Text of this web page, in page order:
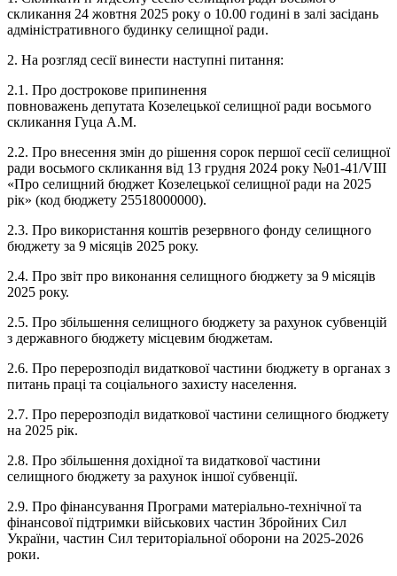
скликання 24 жовтня 2025 року о 10.00 годині в залі засідань
адміністративного будинку селищної ради.
2. На розгляд сесії винести наступні питання:
2.1. Про дострокове припинення
повноважень депутата Козелецької селищної ради восьмого
скликання Гуца А.М.
2.2. Про внесення змін до рішення сорок першої сесії селищної
ради восьмого скликання від 13 грудня 2024 року №01-41/VIII
«Про селищний бюджет Козелецької селищної ради на 2025
рік» (код бюджету 25518000000).
2.3. Про використання коштів резервного фонду селищного
бюджету за 9 місяців 2025 року.
2.4. Про звіт про виконання селищного бюджету за 9 місяців
2025 року.
2.5. Про збільшення селищного бюджету за рахунок субвенцій
з державного бюджету місцевим бюджетам.
2.6. Про перерозподіл видаткової частини бюджету в органах з
питань праці та соціального захисту населення.
2.7. Про перерозподіл видаткової частини селищного бюджету
на 2025 рік.
2.8. Про збільшення дохідної та видаткової частини
селищного бюджету за рахунок іншої субвенції.
2.9. Про фінансування Програми матеріально-технічної та
фінансової підтримки військових частин Збройних Сил
України, частин Сил територіальної оборони на 2025-2026
роки.